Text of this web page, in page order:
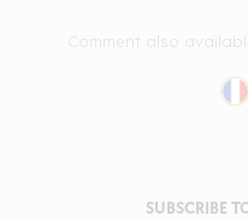
SUBSCRIBE